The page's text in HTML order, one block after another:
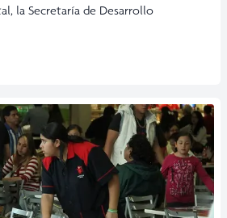
la Secretaría de Desarrollo